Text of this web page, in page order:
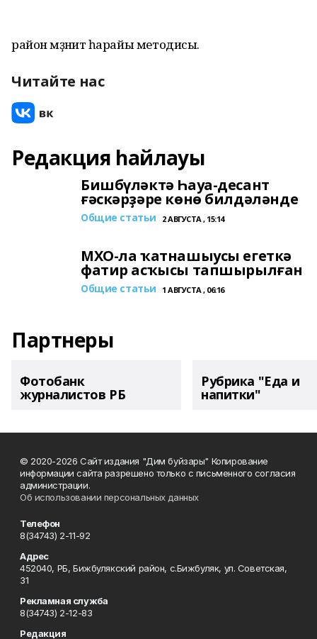
район мәҙәниәт һарайы методисы.
Читайте нас
Редакция һайлауы
Бишбүләктә Һауа-десант
ғәскәрҙәре көнө билдәләнде
Общие статьи 2 АВГУСТА , 15:14
МХО-ла ҡатнашыусы егеткә
фатир асҡысы тапшырылған
Общие статьи 1 АВГУСТА , 06:16
Партнеры
Фотобанк
журналистов РБ
Рубрика "Еда и
напитки"
© 2020-2026 Сайт издания "Дим буйзары" Копирование
информации сайта разрешено только с письменного согласия
администрации.
Об использовании персональных данных
Телефон
8(34743) 2-11-92
Адрес
452040, РБ, Бижбулякский район, с.Бижбуляк, ул. Советская,
31
Рекламная служба
8(34743) 2-12-83
Редакция